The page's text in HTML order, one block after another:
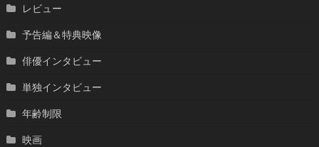
レビュー
予告編＆特典映像
俳優インタビュー
単独インタビュー
年齢制限
映画